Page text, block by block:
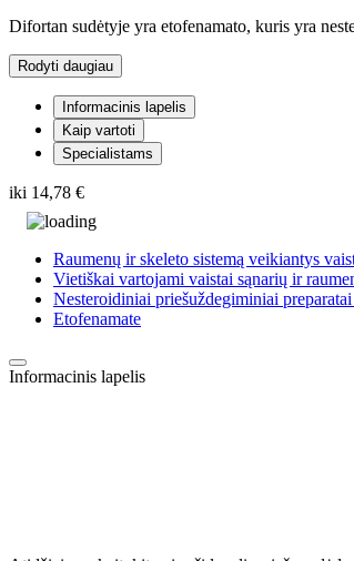
Difortan sudėtyje yra etofenamato, kuris yra
Rodyti daugiau
Informacinis lapelis
Kaip vartoti
Specialistams
iki 14,78 €
Raumenų ir skeleto sistemą veikiantys
Vietiškai vartojami vaistai sąnarių ir
Nesteroidiniai priešuždegiminiai
Etofenamate
Informacinis lapelis